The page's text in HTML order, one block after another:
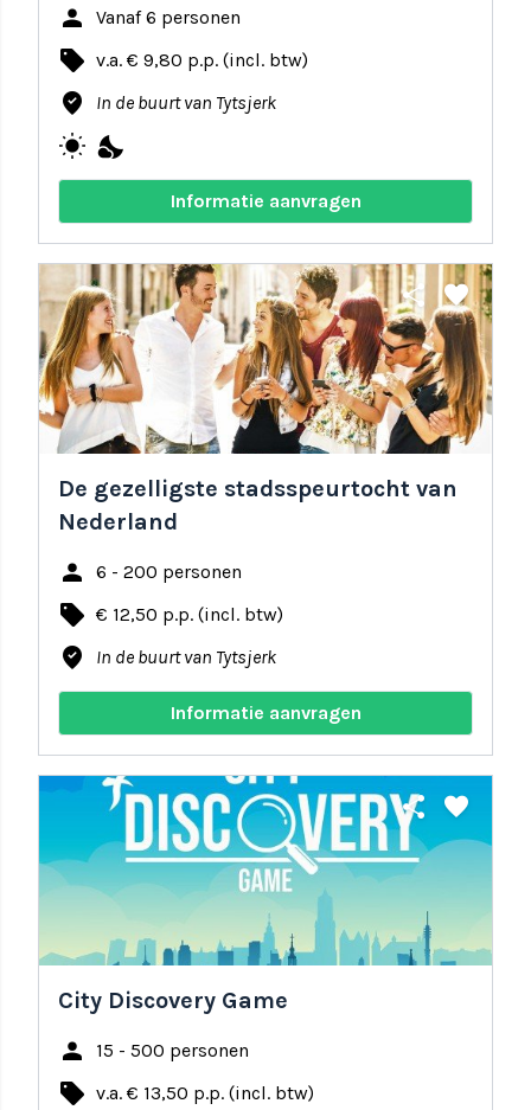
person Vanaf 6 personen
local_offer v.a. € 9,80 p.p. (incl. btw)
where_to_vote In de buurt van Tytsjerk
wb_sunny nights_stay
Informatie aanvragen
share favorite
De gezelligste stadsspeurtocht van
Nederland
person 6 - 200 personen
local_offer € 12,50 p.p. (incl. btw)
where_to_vote In de buurt van Tytsjerk
Informatie aanvragen
share favorite
City Discovery Game
person 15 - 500 personen
local_offer v.a. € 13,50 p.p. (incl. btw)